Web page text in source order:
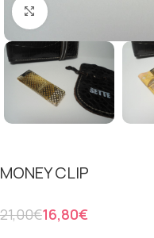
Click to enlarge
MONEY CLIP
21,00€16,80€